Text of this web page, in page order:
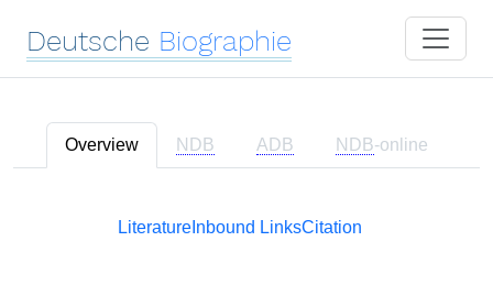
Deutsche Biographie
Overview NDB ADB NDB-online
Literature Inbound LinksCitation